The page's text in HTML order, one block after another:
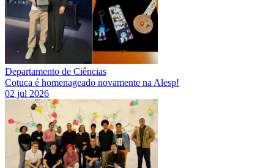
Departamento de Ciências
Cotuca é homenageado novamente na Alesp!
02 jul 2026